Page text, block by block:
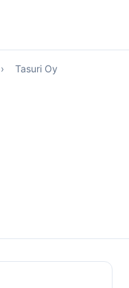
› Tasuri Oy